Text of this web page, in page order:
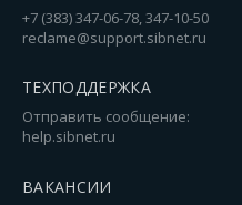
+7 (383) 347-06-78, 347-10-50
reclame@support.sibnet.ru
ТЕХПОДДЕРЖКА
Отправить сообщение:
help.sibnet.ru
ВАКАНСИИ